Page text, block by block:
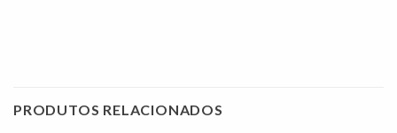
PRODUTOS RELACIONADOS